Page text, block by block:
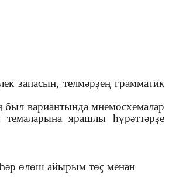
запасын, телмәрҙең грамматик
вариантында мнемосхемалар
ярашлы һүрәттәрҙе
өлөш айырым төҫ менән